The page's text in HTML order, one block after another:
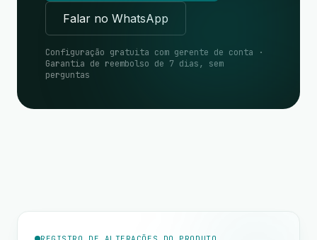
Falar no WhatsApp
Configuração gratuita com gerente de conta ·
Garantia de reembolso de 7 dias, sem
perguntas